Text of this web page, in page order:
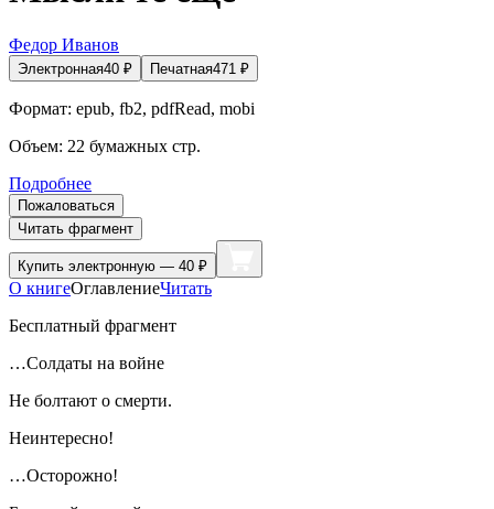
Федор Иванов
Электронная40 ₽ Печатная471 ₽
Формат: epub, fb2, pdfRead, mobi
Объем: 22 бумажных стр.
Подробнее
Пожаловаться
Читать фрагмент
Купить электронную — 40 ₽
О книгеОглавлениеЧитать
Бесплатный фрагмент
…Солдаты на войне
Не болтают о смерти.
Неинтересно!
…Осторожно!